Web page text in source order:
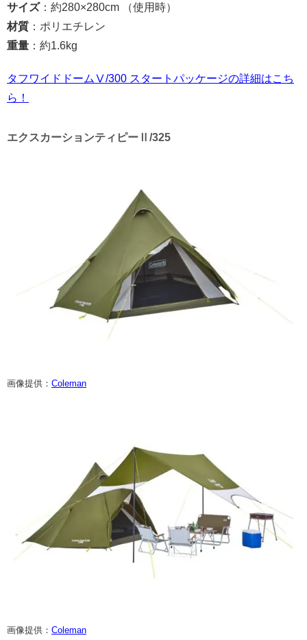
サイズ：約280×280cm （使用時）
材質 ：ポリエチレン
重量 ：約1.6kg
タフワイドドームⅤ/300 スタートパッケージの詳細はこち
ら！
エクスカーションティピーⅡ/325
画像提供： Coleman
画像提供： Coleman